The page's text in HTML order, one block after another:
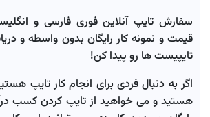
سفارش تایپ آنلاین فوری فارسی و
قیمت و نمونه کار رایگان بدون واسطه و
تایپیست ها رو پیدا کن!
اگر به دنبال فردی برای انجام کار تایپ
هستید و می خواهید از تایپ کردن کسب